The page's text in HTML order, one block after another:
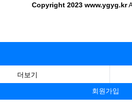
Copyright 2023 www.ygyg.kr
더보기
회원가입